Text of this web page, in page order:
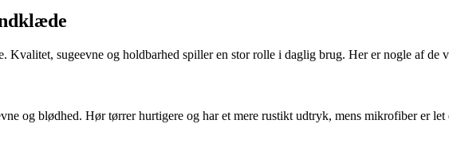
sugeevne og holdbarhed spiller en stor rolle i daglig brug. Her er nogle af de
og blødhed. Hør tørrer hurtigere og har et mere rustikt udtryk, mens mikrofiber er